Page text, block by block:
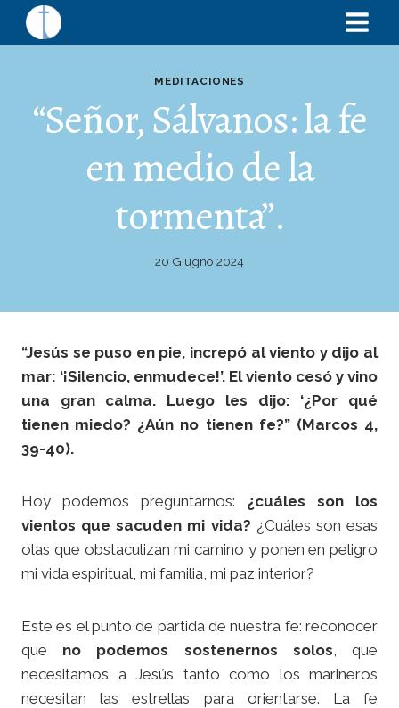
MEDITACIONES
“Señor, Sálvanos: la fe
en medio de la
tormenta”.
20 Giugno 2024
“Jesús se puso en pie, increpó al viento y dijo al
mar: ‘¡Silencio, enmudece!’. El viento cesó y vino
una gran calma. Luego les dijo: ‘¿Por qué
tienen miedo? ¿Aún no tienen fe?” (Marcos 4,
39-40).
Hoy podemos preguntarnos: ¿cuáles son los
vientos que sacuden mi vida? ¿Cuáles son esas
olas que obstaculizan mi camino y ponen en peligro
mi vida espiritual, mi familia, mi paz interior?
Este es el punto de partida de nuestra fe: reconocer
que no podemos sostenernos solos, que
necesitamos a Jesús tanto como los marineros
necesitan las estrellas para orientarse. La fe